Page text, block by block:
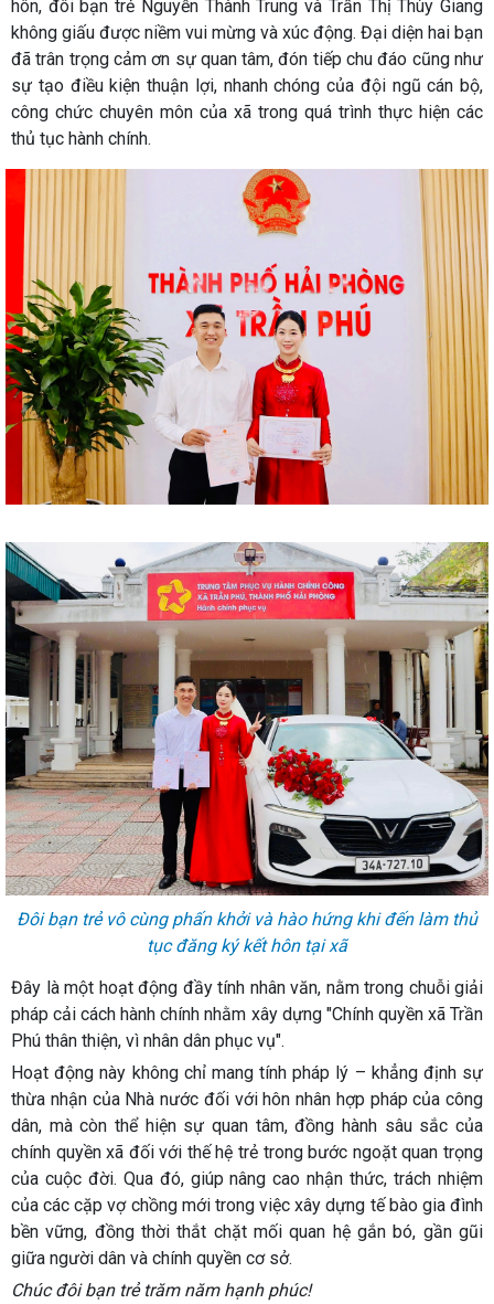
hôn, đôi bạn trẻ Nguyễn Thành Trung và Trần Thị Thùy Giang
không giấu được niềm vui mừng và xúc động. Đại diện hai bạn
đã trân trọng cảm ơn sự quan tâm, đón tiếp chu đáo cũng như
sự tạo điều kiện thuận lợi, nhanh chóng của đội ngũ cán bộ,
công chức chuyên môn của xã trong quá trình thực hiện các
thủ tục hành chính.
Đôi bạn trẻ vô cùng phấn khởi và hào hứng khi đến làm thủ
tục đăng ký kết hôn tại xã
Đây là một hoạt động đầy tính nhân văn, nằm trong chuỗi giải
pháp cải cách hành chính nhằm xây dựng "Chính quyền xã Trần
Phú thân thiện, vì nhân dân phục vụ".
Hoạt động này không chỉ mang tính pháp lý – khẳng định sự
thừa nhận của Nhà nước đối với hôn nhân hợp pháp của công
dân, mà còn thể hiện sự quan tâm, đồng hành sâu sắc của
chính quyền xã đối với thế hệ trẻ trong bước ngoặt quan trọng
của cuộc đời. Qua đó, giúp nâng cao nhận thức, trách nhiệm
của các cặp vợ chồng mới trong việc xây dựng tế bào gia đình
bền vững, đồng thời thắt chặt mối quan hệ gắn bó, gần gũi
giữa người dân và chính quyền cơ sở.
Chúc đôi bạn trẻ trăm năm hạnh phúc!